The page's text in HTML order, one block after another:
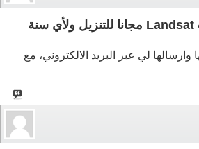
لي عبر البريد الالكتروني، مع